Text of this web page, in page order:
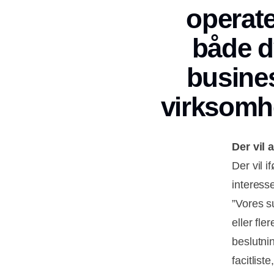
både
Der vil
Der vil
”Vores
eller